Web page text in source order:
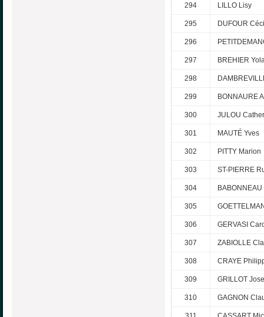
294 LILLO Lisy
295 DUFOUR
296
297 BREHIER
298
299 BONNAURE
300 JULOU
301 MAUTÉ Yves
302 PITTY Marion
303 ST-PIERRE
304
305
306 GERVASI
307 ZABIOLLE
308 CRAYE
309 GRILLOT
310 GAGNON